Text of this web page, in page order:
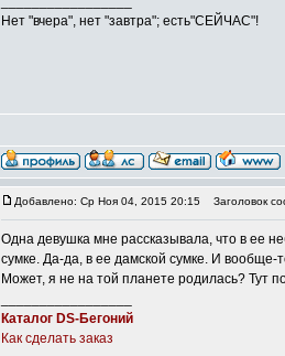
Нет "вчера", нет "завтра"; есть"СЕЙЧАС"!
Добавлено: Ср Ноя 04, 2015 20:15 Заголовок
Одна девушка мне рассказывала, что в ее
сумке. Да-да, в ее дамской сумке. И
Может, я не на той планете родилась? Тут
Каталог DS-Бегоний
Как сделать заказ